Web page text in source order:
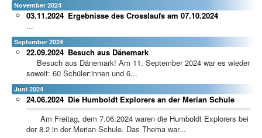
November 2024
Ergebnisse des Crosslaufs am 07.10.2024
03.11.2024
...
September 2024
Besuch aus Dänemark
22.09.2024
Besuch aus Dänemark! Am 11. September 2024 war es wieder
soweit: 60 Schüler:innen und 6...
Juni 2024
Die Humboldt Explorers an der Merian Schule
24.06.2024
Am Freitag, dem 7.06.2024 waren die Humboldt Explorers bei
der 8.2 in der Merian Schule. Das Thema war...